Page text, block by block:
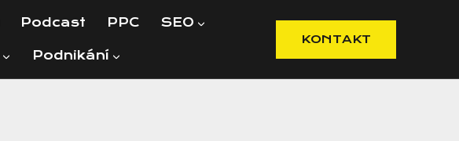
Podcast PPC SEO
Podnikání
KONTAKT